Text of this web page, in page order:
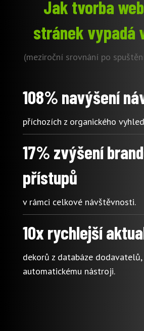
Jak tvorba
stránek vypadá
(meziroční srovnání po
108% navýšení
příchozích z organického
17% zvýšení
přístupů
v rámci celkové návštěvnosti.
10x rychlejší
dekorů z databáze
automatickému nástroji.